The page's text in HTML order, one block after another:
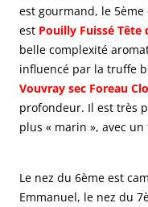
est gourmand, le
est Pouilly Fuissé Tête
belle complexité
influencé par la truffe
Vouvray sec Foreau
profondeur. Il est très
plus « marin », avec
Le nez du 6ème est
Emmanuel, le nez du